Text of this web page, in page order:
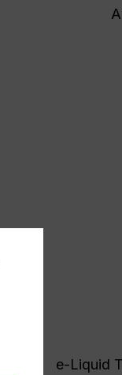
e-Liquid